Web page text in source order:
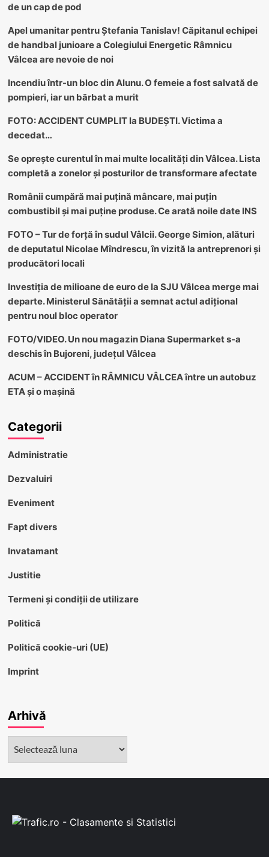
de un cap de pod
Apel umanitar pentru Ștefania Tanislav! Căpitanul echipei
de handbal junioare a Colegiului Energetic Râmnicu
Vâlcea are nevoie de noi
Incendiu într-un bloc din Alunu. O femeie a fost salvată de
pompieri, iar un bărbat a murit
FOTO: ACCIDENT CUMPLIT la BUDEȘTI. Victima a
decedat…
Se oprește curentul în mai multe localități din Vâlcea. Lista
completă a zonelor și posturilor de transformare afectate
Românii cumpără mai puțină mâncare, mai puțin
combustibil și mai puține produse. Ce arată noile date INS
FOTO – Tur de forță în sudul Vâlcii. George Simion, alături
de deputatul Nicolae Mîndrescu, în vizită la antreprenori și
producători locali
Investiția de milioane de euro de la SJU Vâlcea merge mai
departe. Ministerul Sănătății a semnat actul adițional
pentru noul bloc operator
FOTO/VIDEO. Un nou magazin Diana Supermarket s-a
deschis în Bujoreni, județul Vâlcea
ACUM – ACCIDENT în RÂMNICU VÂLCEA între un autobuz
ETA și o mașină
Categorii
Administratie
Dezvaluiri
Eveniment
Fapt divers
Invatamant
Justitie
Termeni și condiții de utilizare
Politică
Politică cookie-uri (UE)
Imprint
Arhivă